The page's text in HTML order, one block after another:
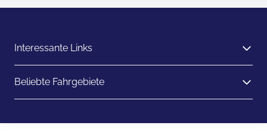
Interessante Links
Beliebte Fahrgebiete